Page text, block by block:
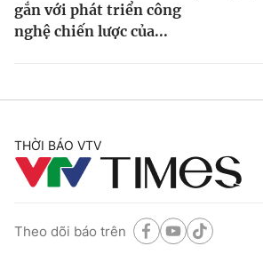
gắn với phát triển công
nghệ chiến lược của...
THỜI BÁO VTV
Theo dõi báo trên